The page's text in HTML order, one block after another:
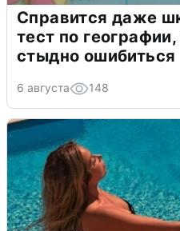
Справится даже
тест по
стыдно ошибиться
6 августа 148